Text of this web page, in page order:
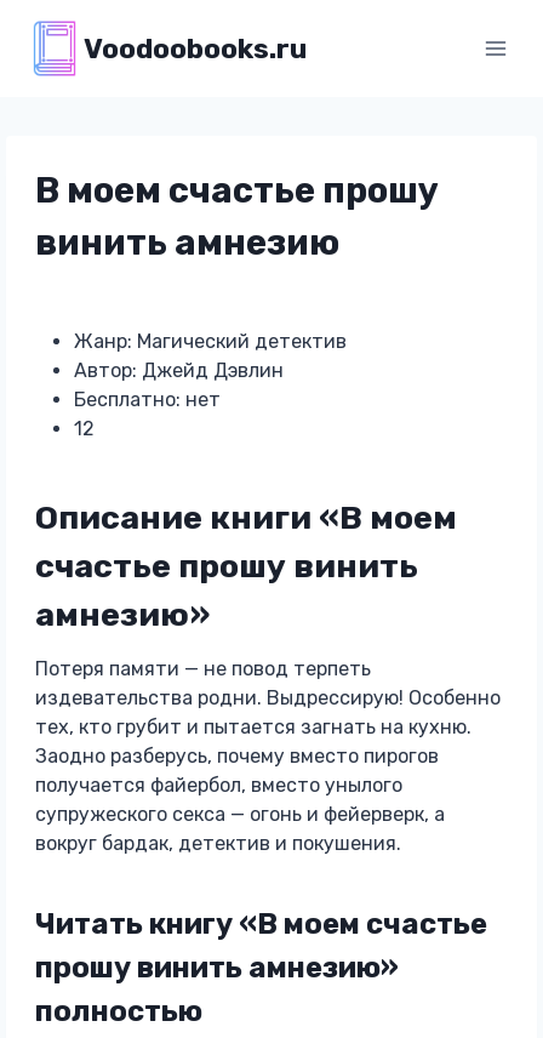
содержимому
Voodoobooks.ru
В моем счастье прошу
винить амнезию
Жанр: Магический детектив
Автор: Джейд Дэвлин
Бесплатно: нет
12
Описание книги «В моем
счастье прошу винить
амнезию»
Потеря памяти — не повод терпеть
издевательства родни. Выдрессирую! Особенно
тех, кто грубит и пытается загнать на кухню.
Заодно разберусь, почему вместо пирогов
получается файербол, вместо унылого
супружеского секса — огонь и фейерверк, а
вокруг бардак, детектив и покушения.
Читать книгу «В моем счастье
прошу винить амнезию»
полностью